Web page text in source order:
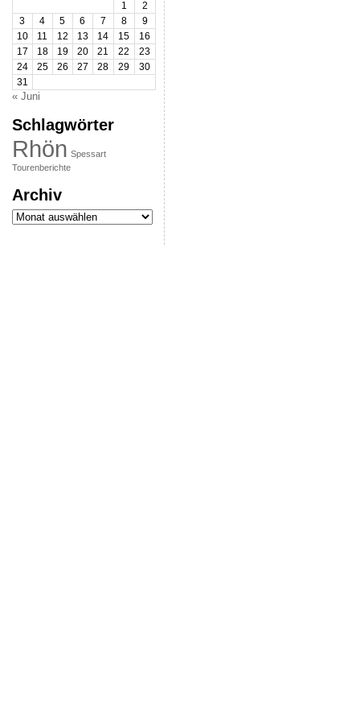
1
2
3
4 5 6 7 8
9
10
11 12 13 14 15
16
17
18 19 20 21 22
23
24
25 26 27 28 29
30
31
« Juni
Schlagwörter
Rhön Spessart
Tourenberichte
Archiv
Archiv